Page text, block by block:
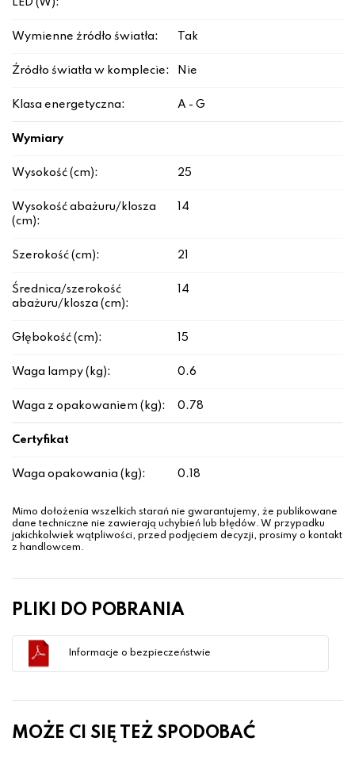
LED (W):
Wymienne źródło światła: Tak
Źródło światła w komplecie: Nie
Klasa energetyczna: A - G
Wymiary
Wysokość (cm): 25
Wysokość abażuru/klosza
(cm):
14
Szerokość (cm): 21
Średnica/szerokość
abażuru/klosza (cm):
14
Głębokość (cm): 15
Waga lampy (kg): 0.6
Waga z opakowaniem (kg): 0.78
Certyfikat
Waga opakowania (kg): 0.18
Mimo dołożenia wszelkich starań nie gwarantujemy, że publikowane
dane techniczne nie zawierają uchybień lub błędów. W przypadku
jakichkolwiek wątpliwości, przed podjęciem decyzji, prosimy o kontakt
z handlowcem.
PLIKI DO POBRANIA
Informacje o bezpieczeństwie
MOŻE CI SIĘ TEŻ SPODOBAĆ